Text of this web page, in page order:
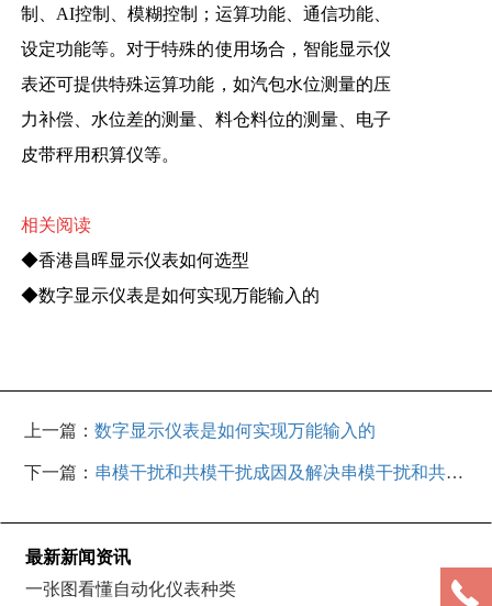
制、AI控制、模糊控制；运算功能、通信功能、
设定功能等。对于特殊的使用场合，智能显示仪
表还可提供特殊运算功能，如汽包水位测量的压
力补偿、水位差的测量、料仓料位的测量、电子
皮带秤用积算仪等。
相关阅读
◆香港昌晖显示仪表如何选型
◆数字显示仪表是如何实现万能输入的
上一篇：数字显示仪表是如何实现万能输入的
下一篇： 串模干扰和共模干扰成因及解决串模干扰和共模
最新新闻资讯
一张图看懂自动化仪表种类